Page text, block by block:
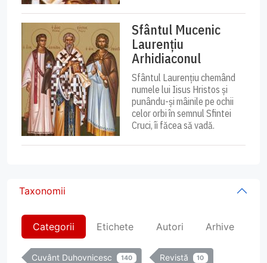
Sfântul Mucenic
Laurențiu
Arhidiaconul
Sfântul Laurențiu chemând
numele lui Iisus Hristos și
punându-și mâinile pe ochii
celor orbi în semnul Sfintei
Cruci, îi făcea să vadă.
Taxonomii
Categorii Etichete Autori Arhive
Cuvânt Duhovnicesc 140 Revistă 10